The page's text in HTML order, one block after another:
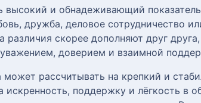
и обнадеживающий
дружба, деловое сотрудничество
различия скорее дополняют друг
доверием и взаимной
рассчитывать на крепкий и
поддержку и лёгкость в